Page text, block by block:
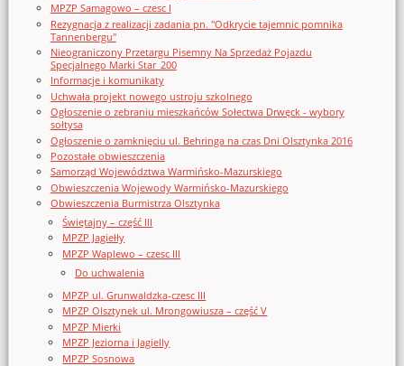
MPZP Samagowo – czesc I
Rezygnacja z realizacji zadania pn. "Odkrycie tajemnic pomnika
Tannenbergu"
Nieograniczony Przetargu Pisemny Na Sprzedaż Pojazdu
Specjalnego Marki Star_200
Informacje i komunikaty
Uchwała projekt nowego ustroju szkolnego
Ogłoszenie o zebraniu mieszkańców Sołectwa Drwęck - wybory
sołtysa
Ogłoszenie o zamknięciu ul. Behringa na czas Dni Olsztynka 2016
Pozostałe obwieszczenia
Samorząd Województwa Warmińsko-Mazurskiego
Obwieszczenia Wojewody Warmińsko-Mazurskiego
Obwieszczenia Burmistrza Olsztynka
Świętajny – część III
MPZP Jagiełły
MPZP Waplewo – czesc III
Do uchwalenia
MPZP ul. Grunwaldzka-czesc III
MPZP Olsztynek ul. Mrongowiusza – część V
MPZP Mierki
MPZP Jeziorna i Jagielly
MPZP Sosnowa